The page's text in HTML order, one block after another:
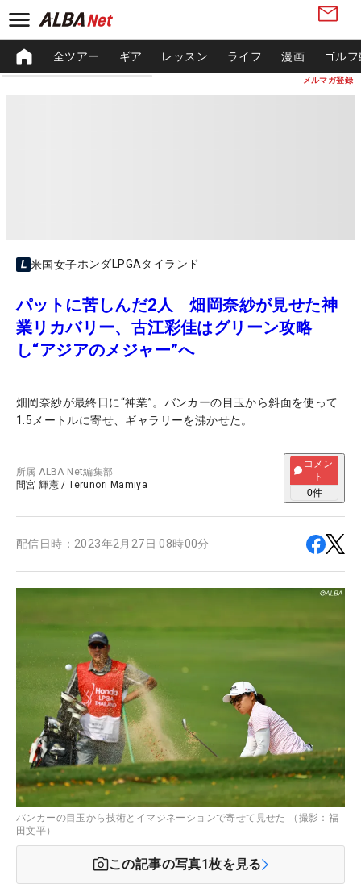
メルマガ登録
全ツアー ギア レッスン ライフ 漫画 ゴル
米国女子ホンダLPGAタイランド
パットに苦しんだ2人 畑岡奈紗が見せた神
業リカバリー、古江彩佳はグリーン攻略
し“アジアのメジャー”へ
畑岡奈紗が最終日に“神業”。バンカーの目玉から斜面を使って
1.5メートルに寄せ、ギャラリーを沸かせた。
所属ALBA Net編集部
間宮 輝憲 /Terunori Mamiya
コメン
ト
0件
配信日時： 2023年2月27日 08時00分
バンカーの目玉から技術とイマジネーションで寄せて見せた （撮影：福
田文平）
この記事の写真1枚を見る